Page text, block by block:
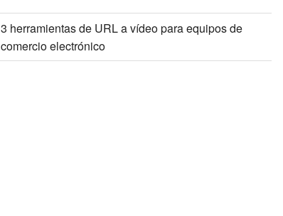
3 herramientas de URL a vídeo para equipos de
comercio electrónico